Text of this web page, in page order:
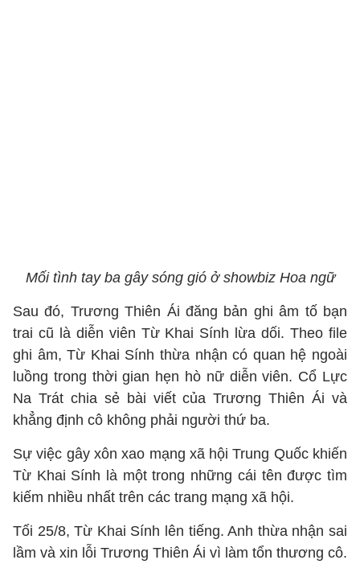
Mối tình tay ba gây sóng gió ở showbiz Hoa ngữ
Sau đó, Trương Thiên Ái đăng bản ghi âm tố bạn
trai cũ là diễn viên Từ Khai Sính lừa dối. Theo file
ghi âm, Từ Khai Sính thừa nhận có quan hệ ngoài
luồng trong thời gian hẹn hò nữ diễn viên. Cổ Lực
Na Trát chia sẻ bài viết của Trương Thiên Ái và
khẳng định cô không phải người thứ ba.
Sự việc gây xôn xao mạng xã hội Trung Quốc khiến
Từ Khai Sính là một trong những cái tên được tìm
kiếm nhiều nhất trên các trang mạng xã hội.
Tối 25/8, Từ Khai Sính lên tiếng. Anh thừa nhận sai
lầm và xin lỗi Trương Thiên Ái vì làm tổn thương cô.